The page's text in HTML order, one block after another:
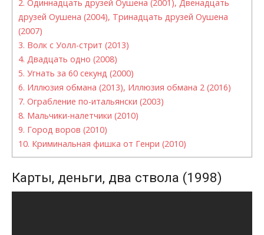
2. Одиннадцать друзей Оушена (2001), Двенадцать
друзей Оушена (2004), Тринадцать друзей Оушена
(2007)
3. Волк с Уолл-стрит (2013)
4. Двадцать одно (2008)
5. Угнать за 60 секунд (2000)
6. Иллюзия обмана (2013), Иллюзия обмана 2 (2016)
7. Ограбление по-итальянски (2003)
8. Мальчики-налетчики (2010)
9. Город воров (2010)
10. Криминальная фишка от Генри (2010)
Карты, деньги, два ствола (1998)